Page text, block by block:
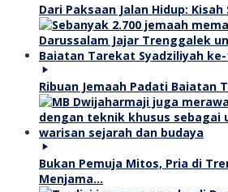
Dari Paksaan Jalan Hidup:
Ribuan Jemaah Padati Baiatan
Bukan Pemuja Mitos, Pria di
Menjama…